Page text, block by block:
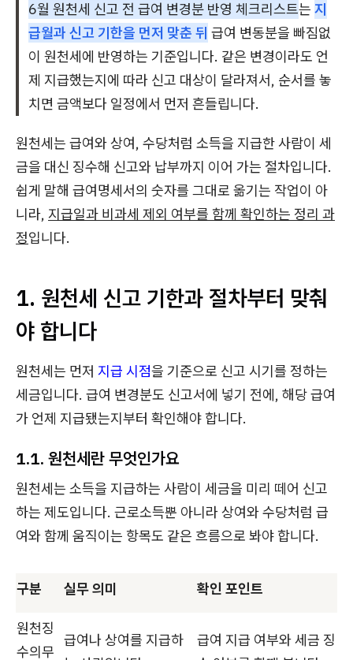
6월 원천세 신고 전 급여 변경분 반영 체크리스트는 지
급월과 신고 기한을 먼저 맞춘 뒤 급여 변동분을 빠짐없
이 원천세에 반영하는 기준입니다. 같은 변경이라도 언
제 지급했는지에 따라 신고 대상이 달라져서, 순서를 놓
치면 금액보다 일정에서 먼저 흔들립니다.
원천세는 급여와 상여, 수당처럼 소득을 지급한 사람이 세
금을 대신 징수해 신고와 납부까지 이어 가는 절차입니다.
쉽게 말해 급여명세서의 숫자를 그대로 옮기는 작업이 아
니라, 지급일과 비과세 제외 여부를 함께 확인하는 정리 과
정입니다.
1. 원천세 신고 기한과 절차부터 맞춰
야 합니다
원천세는 먼저 지급 시점을 기준으로 신고 시기를 정하는
세금입니다. 급여 변경분도 신고서에 넣기 전에, 해당 급여
가 언제 지급됐는지부터 확인해야 합니다.
1.1. 원천세란 무엇인가요
원천세는 소득을 지급하는 사람이 세금을 미리 떼어 신고
하는 제도입니다. 근로소득뿐 아니라 상여와 수당처럼 급
여와 함께 움직이는 항목도 같은 흐름으로 봐야 합니다.
구분 실무 의미 확인 포인트
원천징
수의무
급여나 상여를 지급하
급여 지급 여부와 세금 징